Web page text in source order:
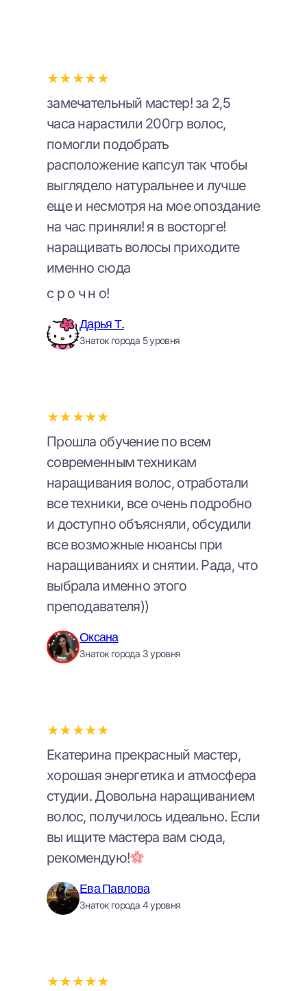
★★★★★
замечательный мастер! за 2,5
часа нарастили 200гр волос,
помогли подобрать
расположение капсул так чтобы
выглядело натуральнее и лучше
еще и несмотря на мое опоздание
на час приняли! я в восторге!
наращивать волосы приходите
именно сюда
с р о ч н о!
Дарья Т.
Знаток города 5 уровня
★★★★★
Прошла обучение по всем
современным техникам
наращивания волос, отработали
все техники, все очень подробно
и доступно объясняли, обсудили
все возможные нюансы при
наращиваниях и снятии. Рада, что
выбрала именно этого
преподавателя))
Оксана
Знаток города 3 уровня
★★★★★
Екатерина прекрасный мастер,
хорошая энергетика и атмосфера
студии. Довольна наращиванием
волос, получилось идеально. Если
вы ищите мастера вам сюда,
рекомендую!
Ева Павлова
Знаток города 4 уровня
★★★★★